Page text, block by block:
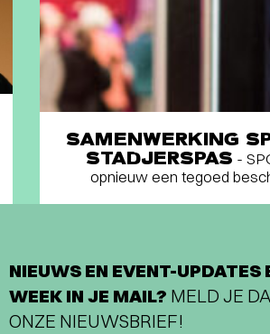
SAMENWERKING
STADJERSPAS -
opnieuw een tegoed
NIEUWS EN EVENT-UPDATES
WEEK IN JE MAIL? MELD JE
ONZE NIEUWSBRIEF!